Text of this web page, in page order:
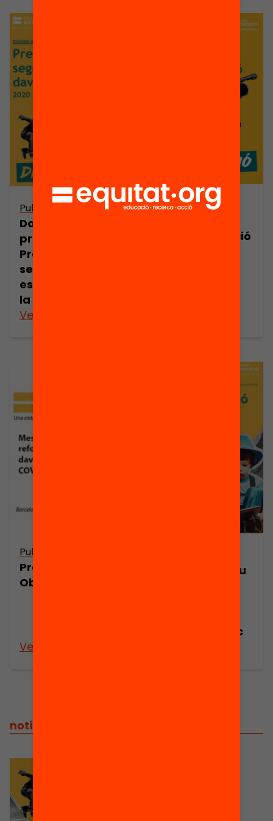
Publicació
Dossier de
premsa:
Preinscripció i
segregració
escolar davant
la Covid-19
Veure’n més
Publicació
de la segregació
Publicació
Presentació:
Obrim l’Educació
Veure’n més
Resum executiu
Mesures de xoc
notícies relacionades